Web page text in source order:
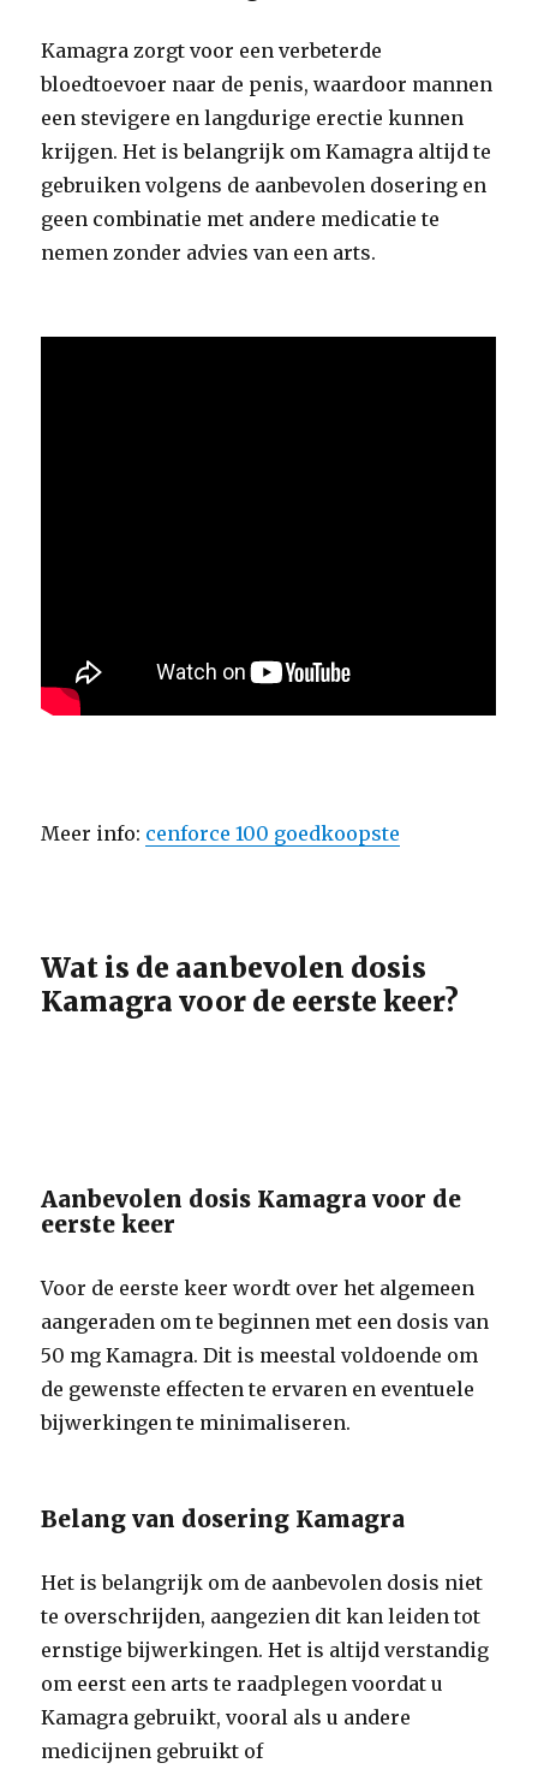
Kamagra zorgt voor een verbeterde
bloedtoevoer naar de penis, waardoor mannen
een stevigere en langdurige erectie kunnen
krijgen. Het is belangrijk om Kamagra altijd te
gebruiken volgens de aanbevolen dosering en
geen combinatie met andere medicatie te
nemen zonder advies van een arts.
Meer info: cenforce 100 goedkoopste
Wat is de aanbevolen dosis
Kamagra voor de eerste keer?
Aanbevolen dosis Kamagra voor de
eerste keer
Voor de eerste keer wordt over het algemeen
aangeraden om te beginnen met een dosis van
50 mg Kamagra. Dit is meestal voldoende om
de gewenste effecten te ervaren en eventuele
bijwerkingen te minimaliseren.
Belang van dosering Kamagra
Het is belangrijk om de aanbevolen dosis niet
te overschrijden, aangezien dit kan leiden tot
ernstige bijwerkingen. Het is altijd verstandig
om eerst een arts te raadplegen voordat u
Kamagra gebruikt, vooral als u andere
medicijnen gebruikt of